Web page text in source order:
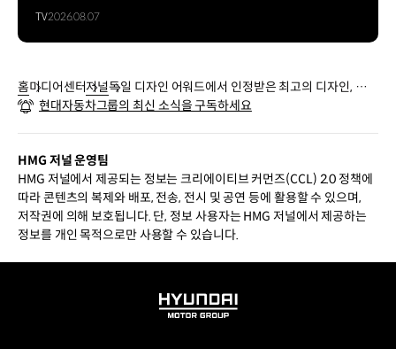
TV2026.08.07
홈미디어센터저널독일 디자인 어워드에서 인정받은 최고의 디자인, 현대
차그룹 인포테인먼트 시스템
현대자동차그룹의 최신 소식을 구독하세요
HMG 저널 운영팀
HMG 저널에서 제공되는 정보는 크리에이티브 커먼즈(CCL) 2.0 정책에
따라 콘텐츠의 복제와 배포, 전송, 전시 및 공연 등에 활용할 수 있으며,
저작권에 의해 보호됩니다. 단, 정보 사용자는 HMG 저널에서 제공하는
정보를 개인 목적으로만 사용할 수 있습니다.
HYUNDAI